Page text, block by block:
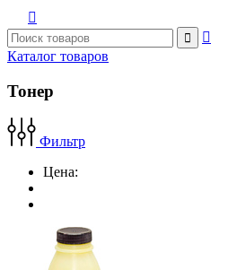



Каталог товаров
Тонер
Фильтр
Цена: